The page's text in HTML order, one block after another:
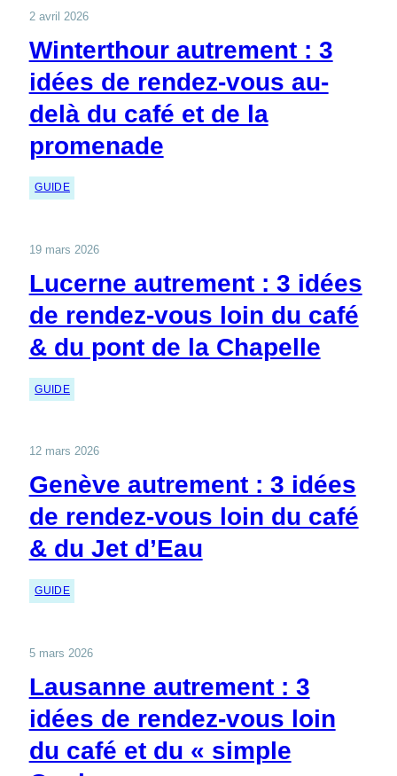
2 avril 2026
Winterthour autrement : 3
idées de rendez-vous au-
delà du café et de la
promenade
GUIDE
19 mars 2026
Lucerne autrement : 3 idées
de rendez-vous loin du café
& du pont de la Chapelle
GUIDE
12 mars 2026
Genève autrement : 3 idées
de rendez-vous loin du café
& du Jet d’Eau
GUIDE
5 mars 2026
Lausanne autrement : 3
idées de rendez-vous loin
du café et du « simple